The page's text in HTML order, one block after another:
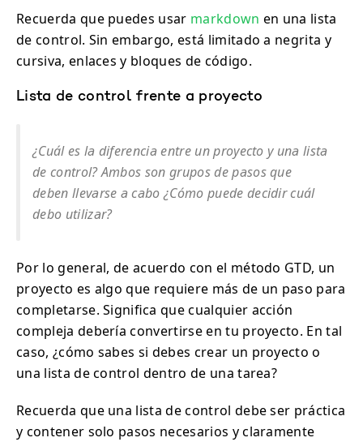
Recuerda que puedes usar markdown en una lista
de control. Sin embargo, está limitado a negrita y
cursiva, enlaces y bloques de código.
Lista de control frente a proyecto
¿Cuál es la diferencia entre un proyecto y una lista
de control? Ambos son grupos de pasos que
deben llevarse a cabo ¿Cómo puede decidir cuál
debo utilizar?
Por lo general, de acuerdo con el método GTD, un
proyecto es algo que requiere más de un paso para
completarse. Significa que cualquier acción
compleja debería convertirse en tu proyecto. En tal
caso, ¿cómo sabes si debes crear un proyecto o
una lista de control dentro de una tarea?
Recuerda que una lista de control debe ser práctica
y contener solo pasos necesarios y claramente